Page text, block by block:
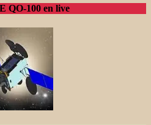
100 en live